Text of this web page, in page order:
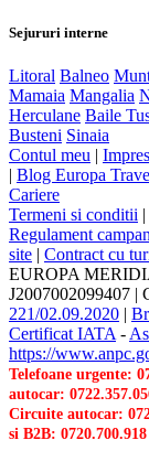
Sejururi interne
Litoral Balneo
Mamaia Mangalia
Herculane Baile
Busteni Sinaia
Contul meu |
| Blog Europa
Cariere
Termeni si conditii |
Regulament
site | Contract cu
EUROPA
J2007002099407 |
221/02.09.2020 |
Certificat IATA -
https://
Telefoane urgente:
autocar:
Circuite autocar:
si B2B: 0720.700.918